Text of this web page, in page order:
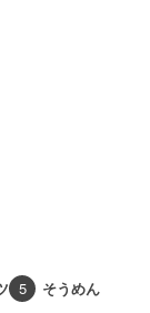
5 そうめん